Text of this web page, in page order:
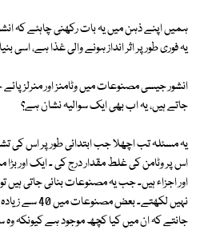
ہمیں اپنے ذہن میں یہ بات رکھنی چاہئے کہ
یہ فوری طور پر اثر انداز ہونے والی غذا ہے،
انشور جیسی مصنوعات میں وٹامنز اور منرلز
جاتے ہیں، یہ اب بھی ایک سوالیہ نشان ہے؟
یہ مسئلہ تب اچھلا جب ابتدائی طور پر اس کی
اس پر وٹامن کی غلط مقدار درج کی ۔ ایک اور
اور اجزاء ہیں۔ جب یہ مصنوعات بنائی جاتی ہیں
نہیں لکھتے۔
جانتے کہ ان میں کیا کچھ موجود ہے کیونکہ وہ